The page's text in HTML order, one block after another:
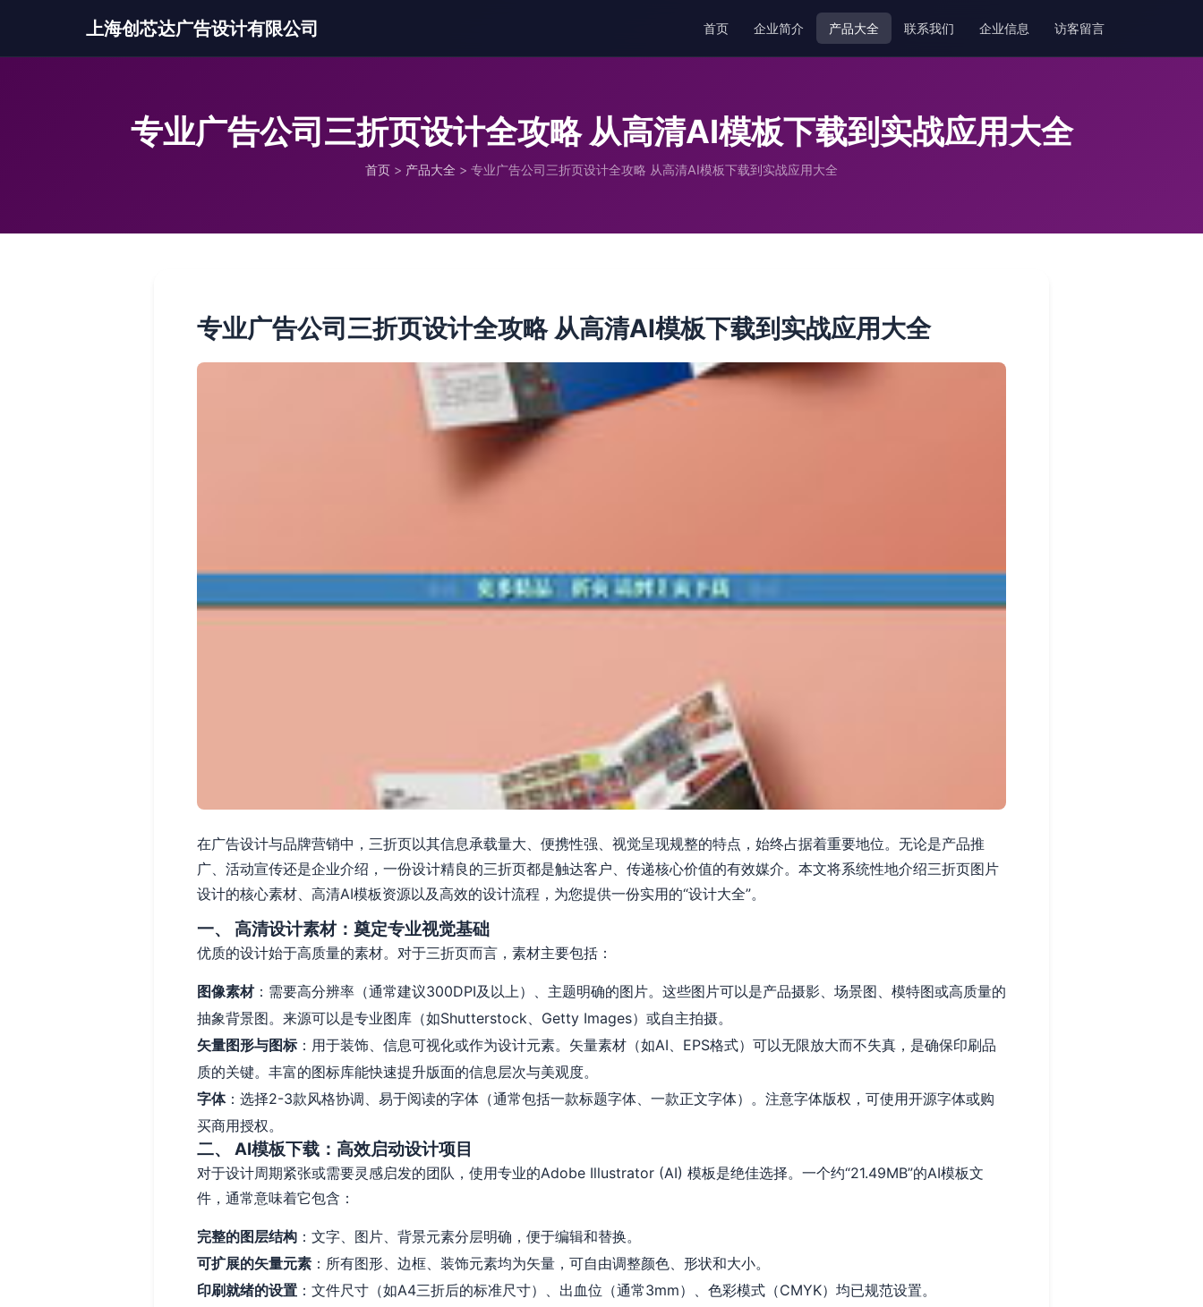
上海创芯达广告设计有限公司 首页 企业简介 产品大全 联系我们 企业信息 访客留言
专业广告公司三折页设计全攻略 从高清AI模板下载到实战应用大全
首页 > 产品大全 > 专业广告公司三折页设计全攻略 从高清AI模板下载到实战应用大全
专业广告公司三折页设计全攻略 从高清AI模板下载到实战应用大全
在广告设计与品牌营销中，三折页以其信息承载量大、便携性强、视觉呈现规整的特点，始终占据着重要地位。无论是产品推
广、活动宣传还是企业介绍，一份设计精良的三折页都是触达客户、传递核心价值的有效媒介。本文将系统性地介绍三折页图片
设计的核心素材、高清AI模板资源以及高效的设计流程，为您提供一份实用的“设计大全”。
一、 高清设计素材：奠定专业视觉基础
优质的设计始于高质量的素材。对于三折页而言，素材主要包括：
图像素材：需要高分辨率（通常建议300DPI及以上）、主题明确的图片。这些图片可以是产品摄影、场景图、模特图或高质量的
抽象背景图。来源可以是专业图库（如Shutterstock、Getty Images）或自主拍摄。
矢量图形与图标：用于装饰、信息可视化或作为设计元素。矢量素材（如AI、EPS格式）可以无限放大而不失真，是确保印刷品
质的关键。丰富的图标库能快速提升版面的信息层次与美观度。
字体：选择2-3款风格协调、易于阅读的字体（通常包括一款标题字体、一款正文字体）。注意字体版权，可使用开源字体或购
买商用授权。
二、 AI模板下载：高效启动设计项目
对于设计周期紧张或需要灵感启发的团队，使用专业的Adobe Illustrator (AI) 模板是绝佳选择。一个约“21.49MB”的AI模板文
件，通常意味着它包含：
完整的图层结构 ：文字、图片、背景元素分层明确，便于编辑和替换。
可扩展的矢量元素 ：所有图形、边框、装饰元素均为矢量，可自由调整颜色、形状和大小。
印刷就绪的设置 ：文件尺寸（如A4三折后的标准尺寸）、出血位（通常3mm）、色彩模式（CMYK）均已规范设置。